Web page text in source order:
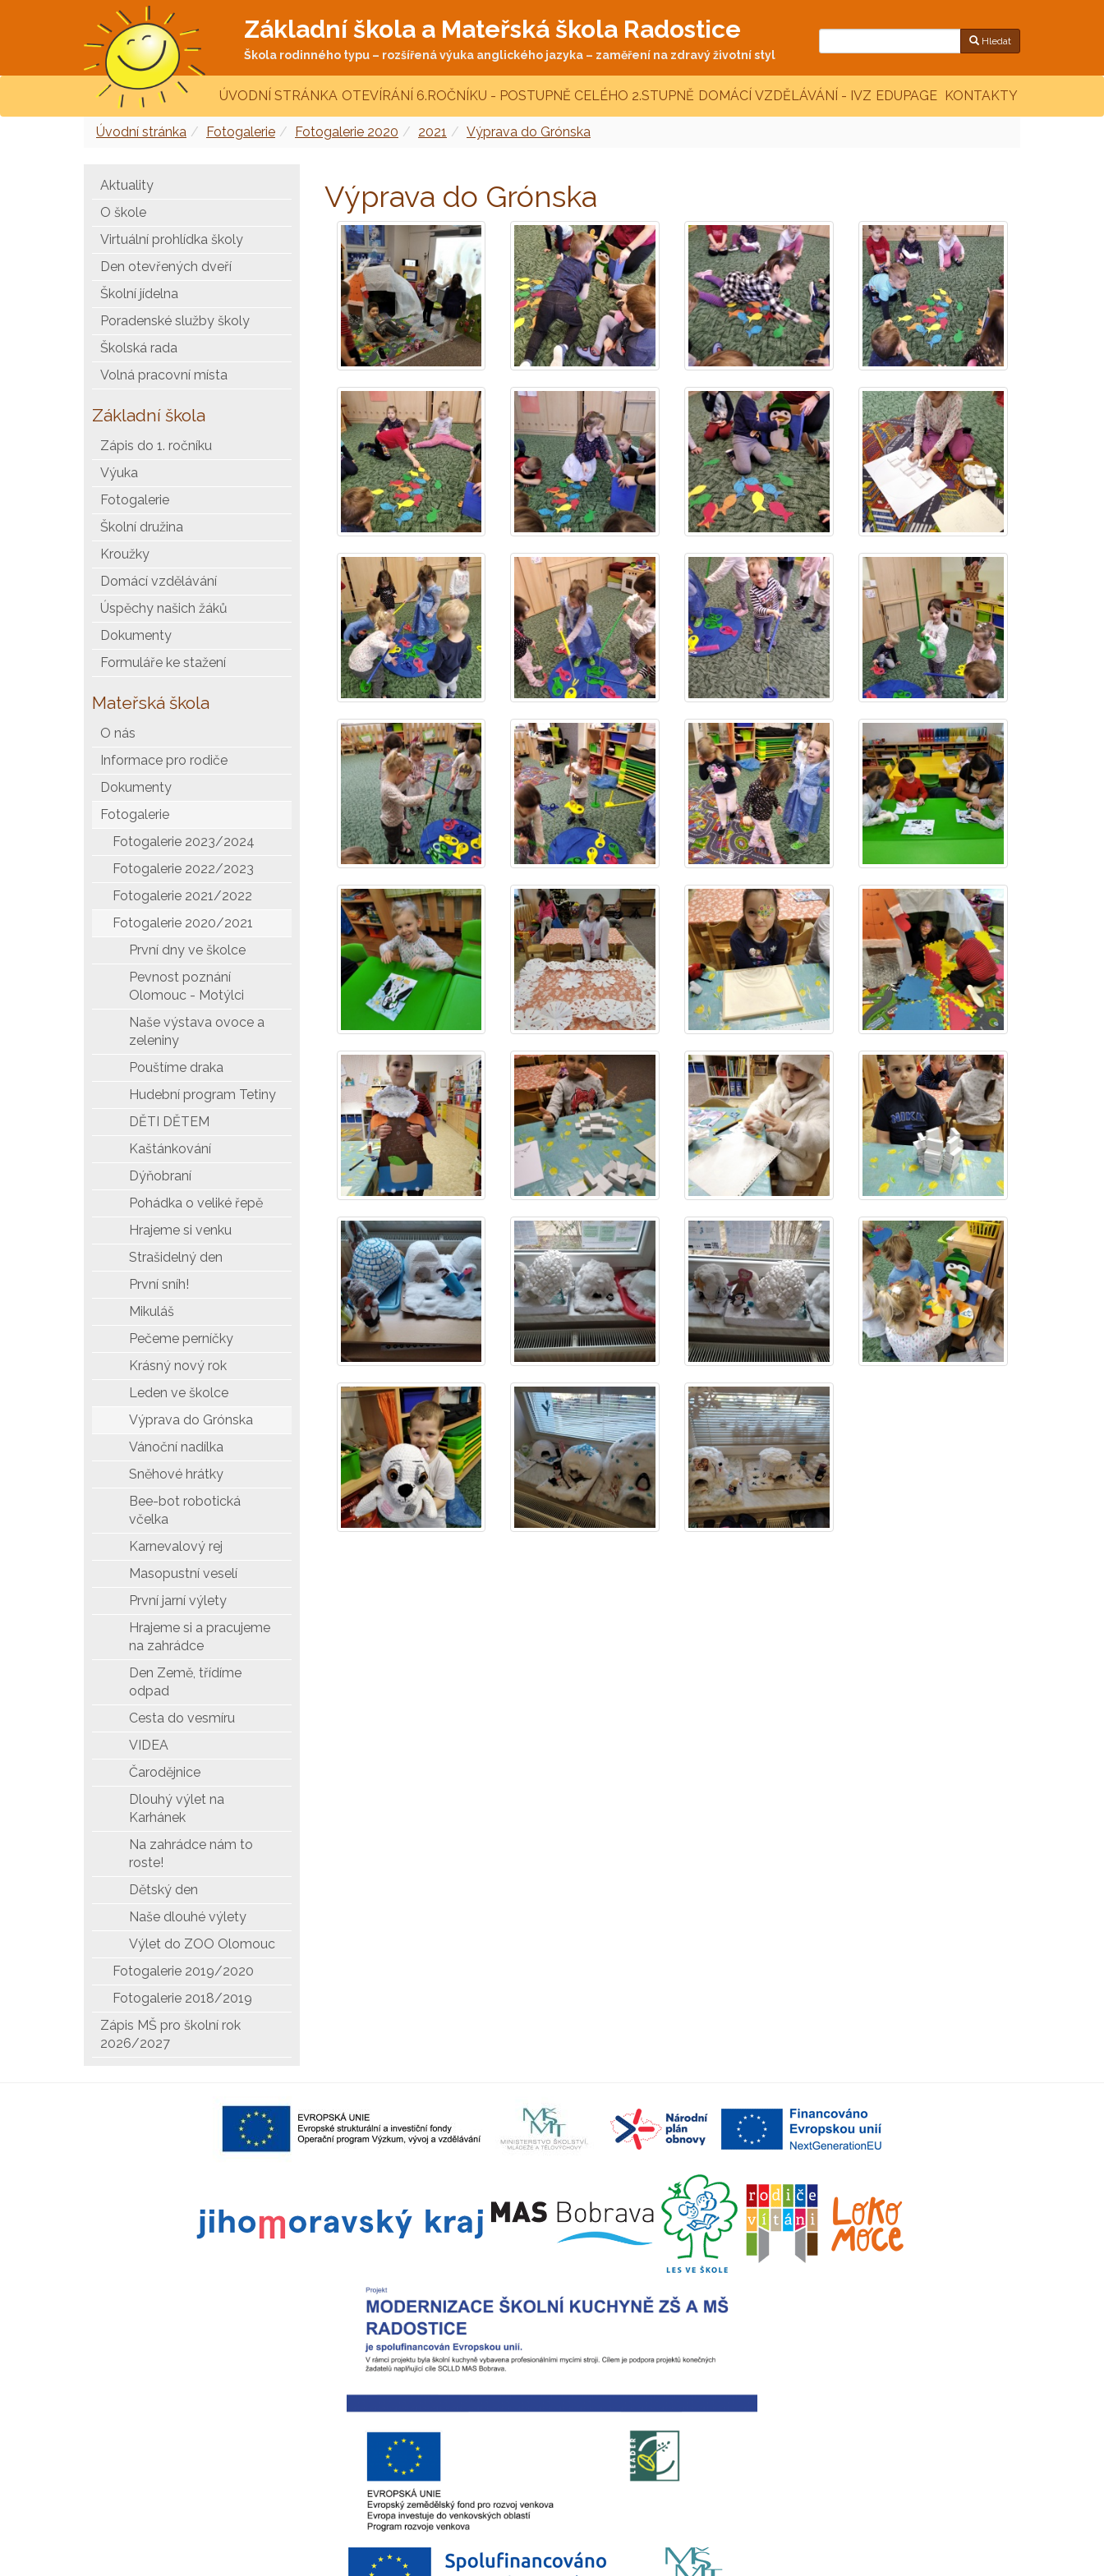
Základní škola a Mateřská škola Radostice
Škola rodinného typu – rozšířená výuka anglického jazyka – zaměření na zdravý životní styl
Hledat
ÚVODNÍ STRÁNKA OTEVÍRÁNÍ 6.ROČNÍKU - POSTUPNĚ CELÉHO 2.STUPNĚ DOMÁCÍ VZDĚLÁVÁNÍ - IVZ EDUPAGE KONTAKTY
Úvodní stránka Fotogalerie Fotogalerie 2020 2021 Výprava do Grónska
Aktuality
O škole
Virtuální prohlídka školy
Den otevřených dveří
Školní jídelna
Poradenské služby školy
Školská rada
Volná pracovní místa
Základní škola
Zápis do 1. ročníku
Výuka
Fotogalerie
Školní družina
Kroužky
Domácí vzdělávání
Úspěchy našich žáků
Dokumenty
Formuláře ke stažení
Mateřská škola
O nás
Informace pro rodiče
Dokumenty
Fotogalerie
Fotogalerie 2023/2024
Fotogalerie 2022/2023
Fotogalerie 2021/2022
Fotogalerie 2020/2021
První dny ve školce
Pevnost poznání
Olomouc - Motýlci
Naše výstava ovoce a
zeleniny
Pouštíme draka
Hudební program Tetiny
DĚTI DĚTEM
Kaštánkování
Dýňobraní
Pohádka o veliké řepě
Hrajeme si venku
Strašidelný den
První sníh!
Mikuláš
Pečeme perníčky
Krásný nový rok
Leden ve školce
Výprava do Grónska
Vánoční nadílka
Sněhové hrátky
Bee-bot robotická
včelka
Karnevalový rej
Masopustní veselí
První jarní výlety
Hrajeme si a pracujeme
na zahrádce
Den Země, třídíme
odpad
Cesta do vesmíru
VIDEA
Čarodějnice
Dlouhý výlet na
Karhánek
Na zahrádce nám to
roste!
Dětský den
Naše dlouhé výlety
Výlet do ZOO Olomouc
Fotogalerie 2019/2020
Fotogalerie 2018/2019
Zápis MŠ pro školní rok
2026/2027
Výprava do Grónska